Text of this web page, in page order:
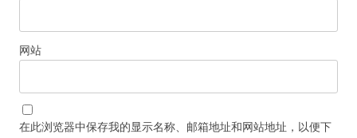
网站
在此浏览器中保存我的显示名称、邮箱地址和网站地址，以便下